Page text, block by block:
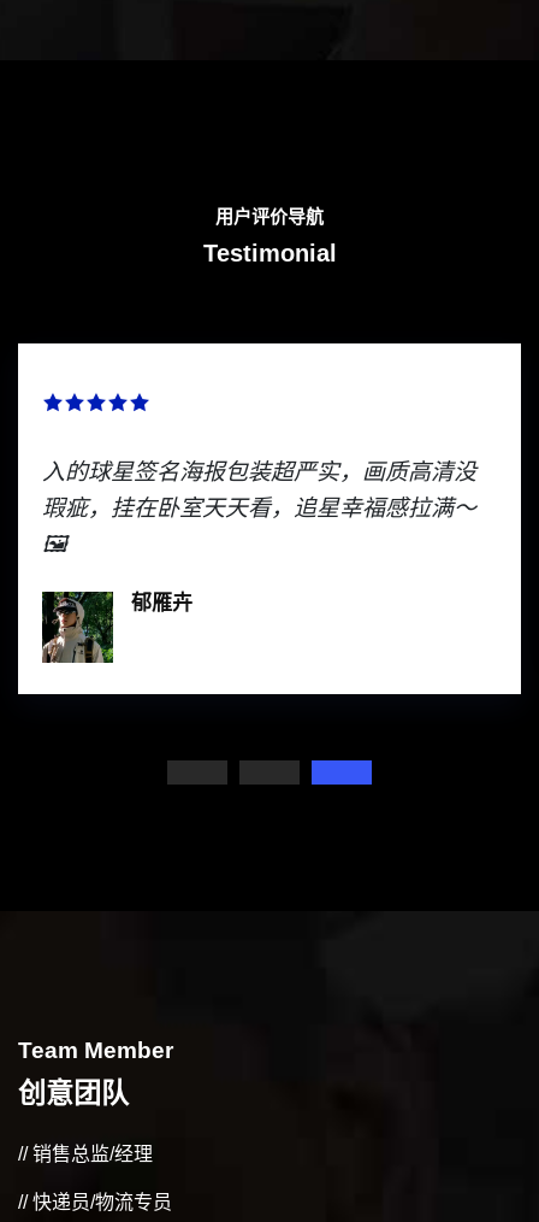
用户评价导航
Testimonial
，画质高清没
幸福感拉满～
现场看 F1 赛车比赛才知
情！引擎轰鸣震得人热血
Team Member
创意团队
// 销售总监/经理
// 快递员/物流专员